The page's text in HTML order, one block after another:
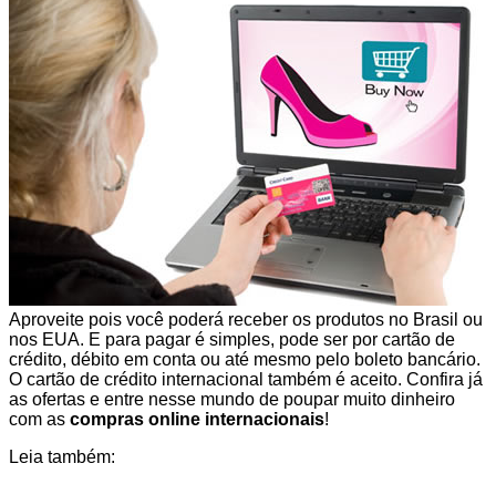
Aproveite pois você poderá receber os produtos no Brasil ou
nos EUA. E para pagar é simples, pode ser por cartão de
crédito, débito em conta ou até mesmo pelo boleto bancário.
O cartão de crédito internacional também é aceito. Confira já
as ofertas e entre nesse mundo de poupar muito dinheiro
com as compras online internacionais!
Leia também: